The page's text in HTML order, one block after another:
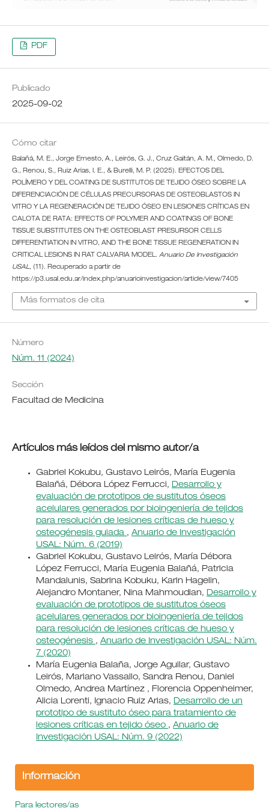
PDF
Publicado
2025-09-02
Cómo citar
Balañá, M. E., Jorge Ernesto, A., Leirós, G. J., Cruz Gaitán, A. M., Olmedo, D.
G., Renou, S., Ruiz Arias, I. E., & Burelli, M. P. (2025). EFECTOS DEL
POLÍMERO Y DEL COATING DE SUSTITUTOS DE TEJIDO ÓSEO SOBRE LA
DIFERENCIACIÓN DE CÉLULAS PRECURSORAS DE OSTEOBLASTOS IN
VITRO Y LA REGENERACIÓN DE TEJIDO ÓSEO EN LESIONES CRÍTICAS EN
CALOTA DE RATA: EFFECTS OF POLYMER AND COATINGS OF BONE
TISSUE SUBSTITUTES ON THE OSTEOBLAST PRESURSOR CELLS
DIFFERENTIATION IN VITRO, AND THE BONE TISSUE REGENERATION IN
CRITICAL LESIONS IN RAT CALVARIA MODEL. Anuario De Investigación
USAL, (11). Recuperado a partir de
https://p3.usal.edu.ar/index.php/anuarioinvestigacion/article/view/7405
Más formatos de cita
Número
Núm. 11 (2024)
Sección
Facultad de Medicina
Artículos más leídos del mismo autor/a
Gabriel Kokubu, Gustavo Leirós, María Eugenia
Balañá, Débora López Ferrucci, Desarrollo y
evaluación de prototipos de sustitutos óseos
acelulares generados por bioingeniería de tejidos
para resolución de lesiones críticas de hueso y
osteogénesis guiada , Anuario de Investigación
USAL: Núm. 6 (2019)
Gabriel Kokubu, Gustavo Leirós, María Débora
López Ferrucci, María Eugenia Balañá, Patricia
Mandalunis, Sabrina Kobuku, Karin Hagelin,
Alejandro Montaner, Nina Mahmoudian, Desarrollo y
evaluación de prototipos de sustitutos óseos
acelulares generados por bioingeniería de tejidos
para resolución de lesiones críticas de hueso y
osteogénesis , Anuario de Investigación USAL: Núm.
7 (2020)
María Eugenia Balaña, Jorge Aguilar, Gustavo
Leirós, Mariano Vassallo, Sandra Renou, Daniel
Olmedo, Andrea Martínez , Florencia Oppenheimer,
Alicia Lorenti, Ignacio Ruiz Arias, Desarrollo de un
prototipo de sustituto óseo para tratamiento de
lesiones críticas en tejido óseo , Anuario de
Investigación USAL: Núm. 9 (2022)
Información
Para lectores/as